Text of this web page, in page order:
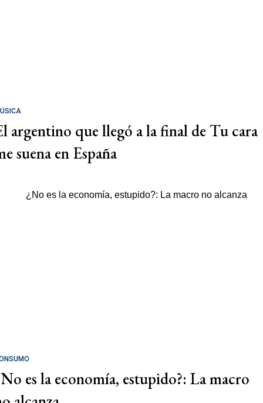
argentino que llegó a la final de Tu cara
suena en España
es la economía, estupido?: La macro